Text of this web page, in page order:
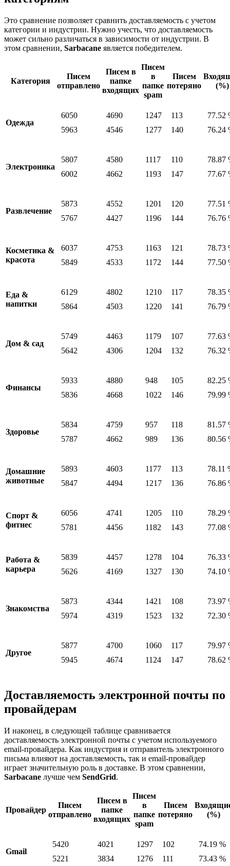
Это сравнение позволяет сравнить доставляемость с учетом
категории и индустрии. Нужно учесть, что доставляемость
может сильно различаться в зависимости от индустрии. В
этом сравнении, Sarbacane является победителем.
Категория
Писем
отправлено
Писем в
папке
входящих
Писем
в
папке
spam
Писем
потеряно
(%)
Одежда
6050
5963
4690
4546
1247
1277
113
140
77.52
76.24
Электроника
5807
6002
4580
4662
1117
1193
110
147
78.87
77.67
Развлечение
5873
5767
4552
4427
1201
1196
120
144
77.51
76.76
Косметика &
красота
6037
5849
4753
4533
1163
1172
121
144
78.73
77.50
Еда &
напитки
6129
5864
4802
4503
1210
1220
117
141
78.35
76.79
Дом & сад
5749
5642
4463
4306
1179
1204
107
132
77.63
76.32
Финансы
5933
5836
4880
4668
948
1022
105
146
82.25
79.99
Здоровье
5834
5787
4759
4662
957
989
118
136
81.57
80.56
Домашние
животные
5893
5847
4603
4494
1177
1217
113
136
78.11
76.86
Спорт &
фитнес
6056
5781
4741
4456
1205
1182
110
143
78.29
77.08
Работа &
карьера
5839
5626
4457
4169
1278
1327
104
130
76.33
74.10
Знакомства
5873
5974
4344
4319
1421
1523
108
132
73.97
72.30
Другое
5877
5945
4700
4674
1060
1124
117
147
79.97
78.62
Доставляемость электронной почты по
провайдерам
И наконец, в следующей таблице сравнивается
доставляемость электронной почты с учетом используемого
email-провайдера. Как индустрия и отправитель электронного
письма влияют на доставляемость, так и email-провайдер
играет значительную роль в доставке. В этом сравнении,
Sarbacane лучше чем SendGrid.
Провайдер
Писем
отправлено
Писем в
папке
входящих
Писем
в
папке
spam
Писем
потеряно
(%)
Gmail
5420
5221
4021
3834
1297
1276
102
111
74.19 %
73.43 %